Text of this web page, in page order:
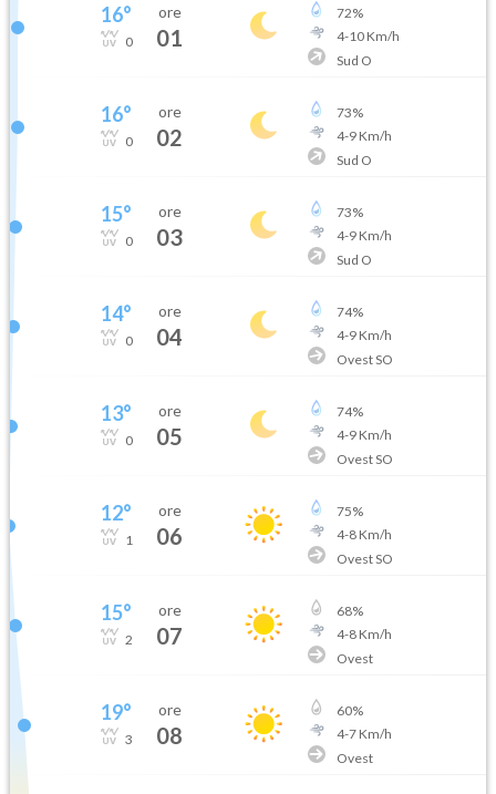
16°
0
ore
01
72%
4-10Km/h
Sud O
16°
0
ore
02
73%
4-9Km/h
Sud O
15°
0
ore
03
73%
4-9Km/h
Sud O
14°
0
ore
04
74%
4-9Km/h
Ovest SO
13°
0
ore
05
74%
4-9Km/h
Ovest SO
12°
1
ore
06
75%
4-8Km/h
Ovest SO
15°
2
ore
07
68%
4-8Km/h
Ovest
19°
3
ore
08
60%
4-7Km/h
Ovest